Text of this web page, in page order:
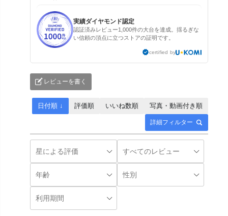
実績ダイヤモンド認定
認証済みレビュー1,000件の大台を達成。揺るぎな
い信頼の頂点に立つストアの証明です。
certified by
レビューを書く
詳細フィルター
日付順 ↓ 評価順 いいね数順 写真・動画付き順